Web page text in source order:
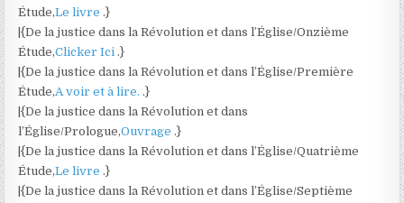
Étude,Le livre.}
|{De la justice dans la Révolution et dans l’Église/Onzième
Étude,Clicker Ici.}
|{De la justice dans la Révolution et dans l’Église/Première
Étude,A voir et à lire..}
|{De la justice dans la Révolution et dans
l’Église/Prologue,Ouvrage.}
|{De la justice dans la Révolution et dans l’Église/Quatrième
Étude,Le livre.}
|{De la justice dans la Révolution et dans l’Église/Septième